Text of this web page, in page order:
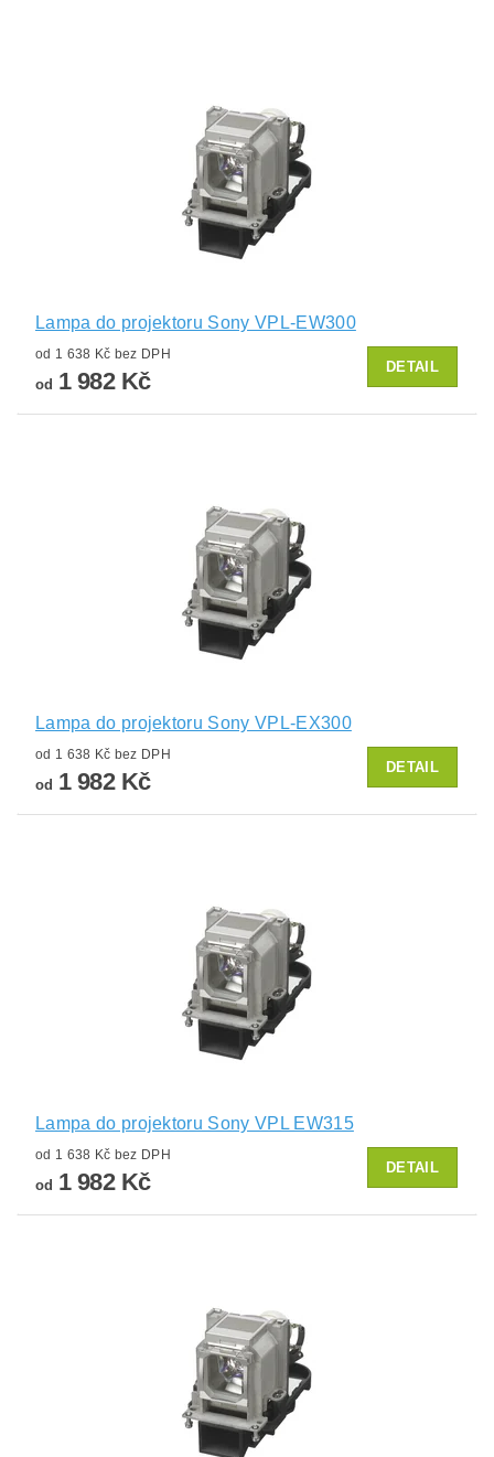
Lampa do projektoru Sony VPL-EW300
od 1 638 Kč bez DPH
od 1 982 Kč
DETAIL
Lampa do projektoru Sony VPL-EX300
od 1 638 Kč bez DPH
od 1 982 Kč
DETAIL
Lampa do projektoru Sony VPL EW315
od 1 638 Kč bez DPH
od 1 982 Kč
DETAIL